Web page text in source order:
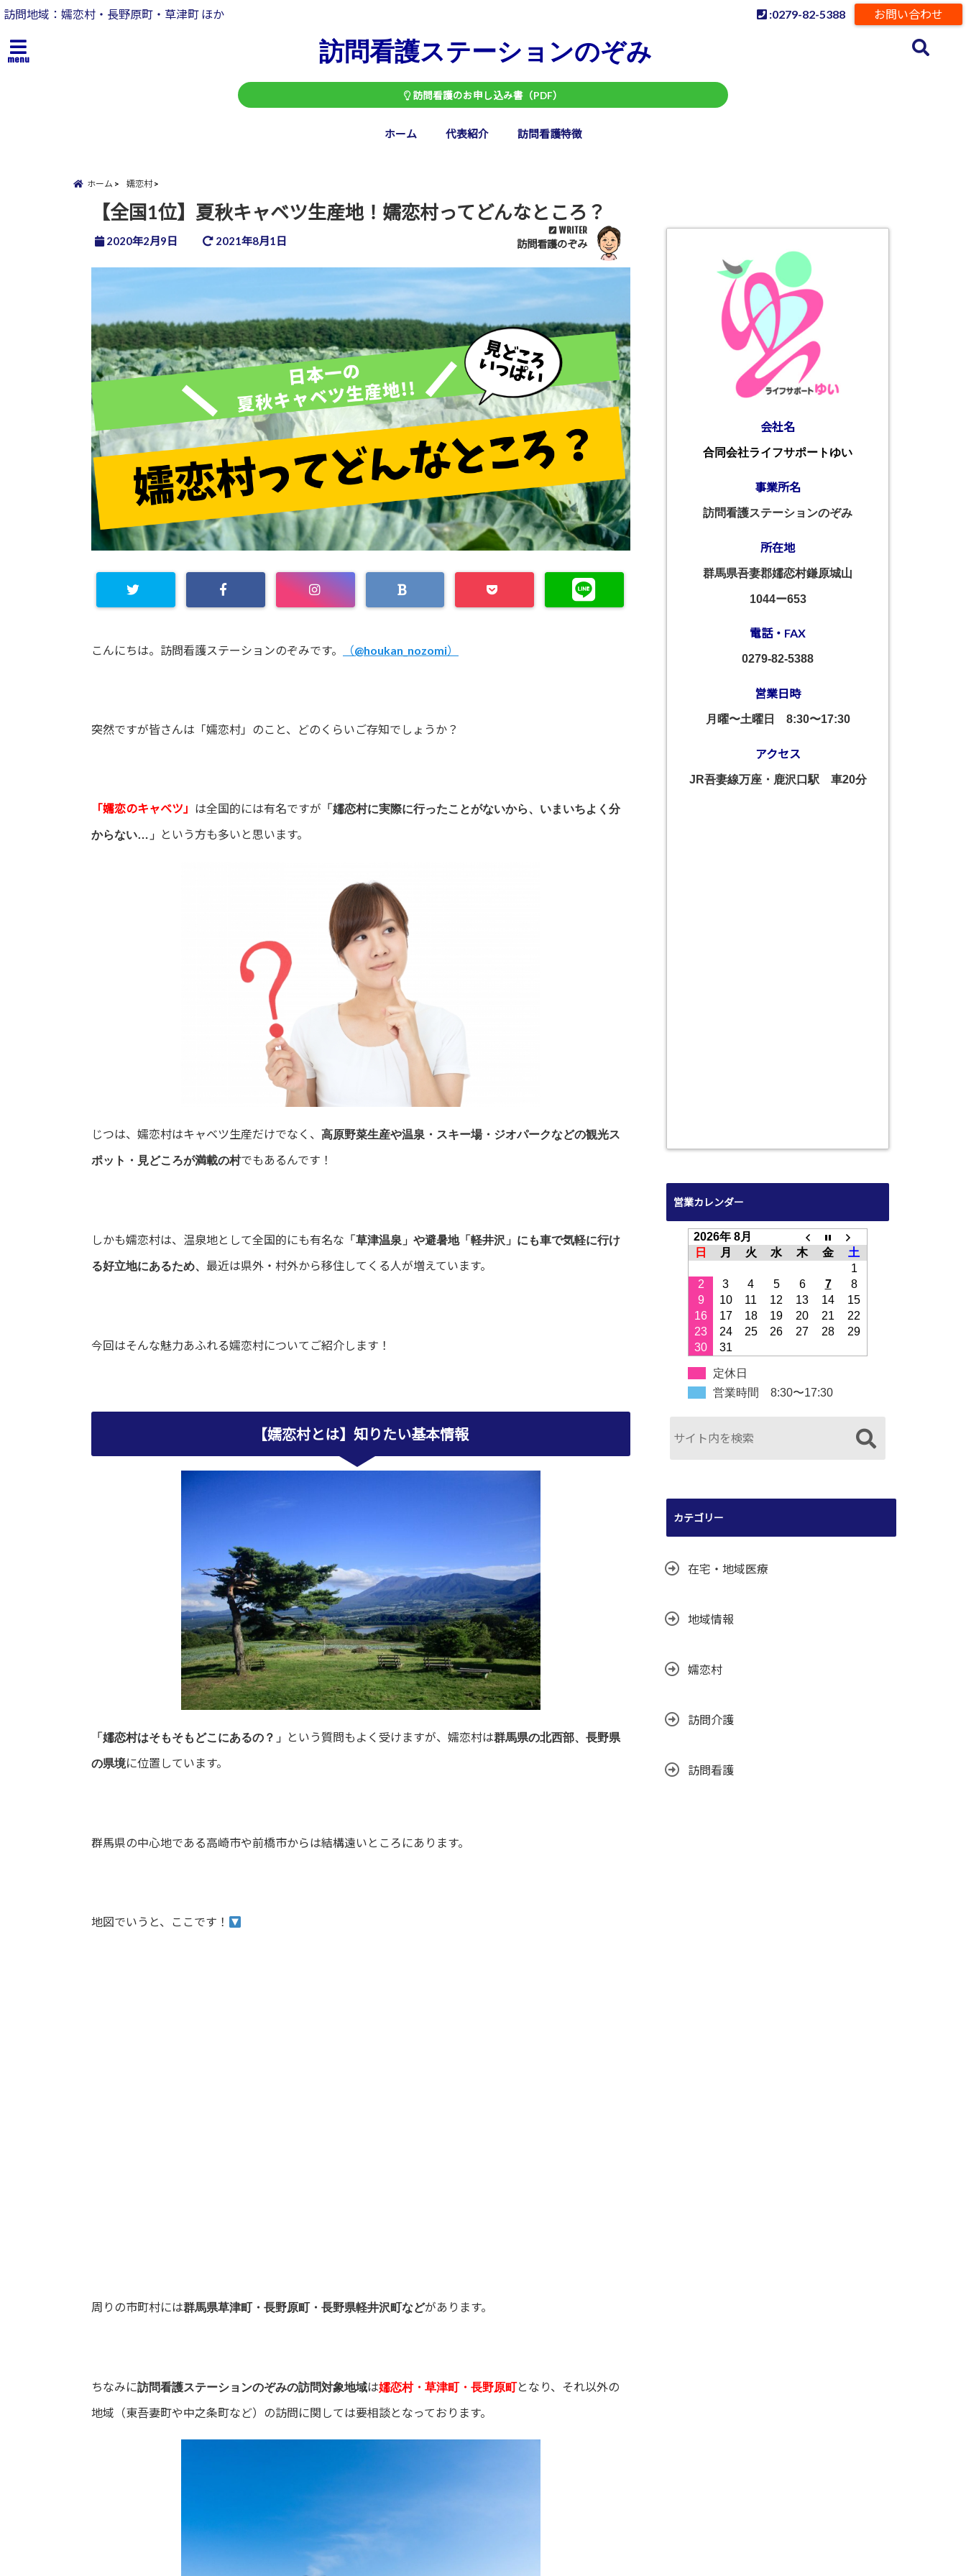
訪問地域：嬬恋村・長野原町・草津町 ほか お問い合わせ
:0279-82-5388
menu 訪問看護ステーションのぞみ
訪問看護のお申し込み書（PDF）
ホーム 代表紹介 訪問看護特徴
ホーム 嬬恋村
【全国1位】夏秋キャベツ生産地！嬬恋村ってどんなところ？
2020年2月9日 2021年8月1日
WRITER
訪問看護のぞみ
こんにちは。訪問看護ステーションのぞみです。 （@houkan_nozomi）
突然ですが皆さんは「嬬恋村」のこと、どのくらいご存知でしょうか？
「嬬恋のキャベツ」 は全国的には有名ですが 「嬬恋村に実際に行ったことがないから、いまいちよく分
からない…」 という方も多いと思います。
じつは、嬬恋村はキャベツ生産だけでなく、 高原野菜生産や温泉・スキー場・ジオパークなどの観光ス
ポット・見どころが満載の村でもあるんです！
しかも嬬恋村は、温泉地として全国的にも有名な 「草津温泉」や避暑地「軽井沢」にも車で気軽に行け
る好立地にあるため、 最近は県外・村外から移住してくる人が増えています。
今回はそんな魅力あふれる嬬恋村についてご紹介します！
【嬬恋村とは】知りたい基本情報
「嬬恋村はそもそもどこにあるの？」 という質問もよく受けますが、嬬恋村は群馬県の北西部、長野県
の県境に位置しています。
群馬県の中心地である高崎市や前橋市からは結構遠いところにあります。
地図でいうと、ここです！
周りの市町村には群馬県草津町・長野原町・長野県軽井沢町などがあります。
ちなみに訪問看護ステーションのぞみの訪問対象地域は嬬恋村・草津町・長野原町となり、それ以外の
地域（東吾妻町や中之条町など）の訪問に関しては要相談となっております。
会社名
合同会社ライフサポートゆい
事業所名
訪問看護ステーションのぞみ
所在地
群馬県吾妻郡嬬恋村鎌原城山
1044ー653
電話・FAX
0279-82-5388
営業日時
月曜〜土曜日 8:30〜17:30
アクセス
JR吾妻線万座・鹿沢口駅 車20分
営業カレンダー
2026年 8月
日
月 火 水 木 金
土
1
2
3 4 5 6 7
8
9
10 11 12 13 14
15
16
17 18 19 20 21
22
23
24 25 26 27 28
29
30
31
定休日
営業時間 8:30〜17:30
カテゴリー
在宅・地域医療
地域情報
嬬恋村
訪問介護
訪問看護